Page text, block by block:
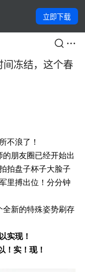
立即下载
冻结，这个春
不浪了！
的朋友圈已经开始出
拍盘子杯子大脸子
里搏出位！分分钟
全新的特殊姿势刷存
实现！
！实！现！